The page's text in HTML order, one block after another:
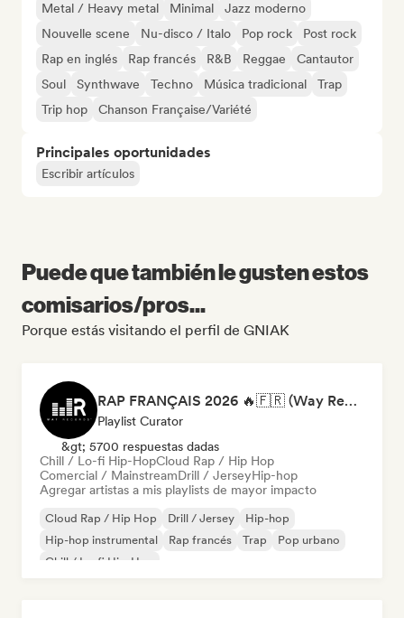
Metal / Heavy metal
Minimal
Jazz moderno
Nouvelle scene
Nu-disco / Italo Pop rock
Post rock
Rap en inglés
Rap francés R&B Reggae
Cantautor
Soul
Synthwave Techno Música tradicional
Trap
Trip hop
Chanson Française/Variété
Principales oportunidades
Escribir artículos
Puede que también le gusten estos
comisarios/pros...
Porque estás visitando el perfil de GNIAK
RAP FRANÇAIS 2026 🔥🇫🇷 (Way Records)
Playlist Curator
&gt; 5700 respuestas dadas
Chill / Lo-fi Hip-HopCloud Rap / Hip Hop
Comercial / MainstreamDrill / JerseyHip-hop
Agregar artistas a mis playlists de mayor impacto
Cloud Rap / Hip Hop Drill / Jersey
Hip-hop
Hip-hop instrumental
Rap francés Trap
Pop urbano
Chill / Lo-fi Hip-Hop